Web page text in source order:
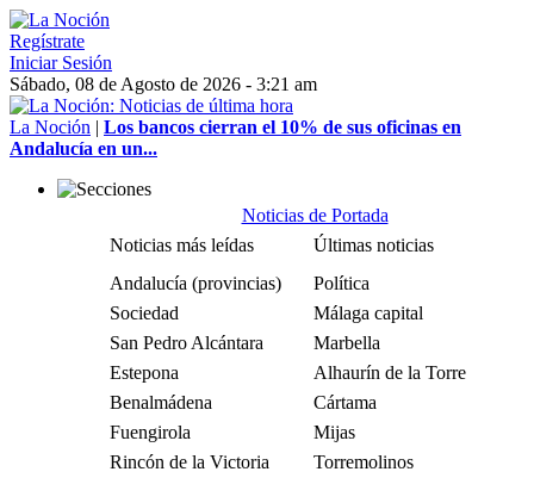
Regístrate
Iniciar Sesión
Sábado, 08 de Agosto de 2026 - 3:21 am
La Noción | Los bancos cierran el 10% de sus oficinas en
Andalucía en un...
Noticias de Portada
Noticias más leídas
Últimas noticias
Andalucía (provincias)
Política
Sociedad
Málaga capital
San Pedro Alcántara
Marbella
Estepona
Alhaurín de la Torre
Benalmádena
Cártama
Fuengirola
Mijas
Rincón de la Victoria
Torremolinos